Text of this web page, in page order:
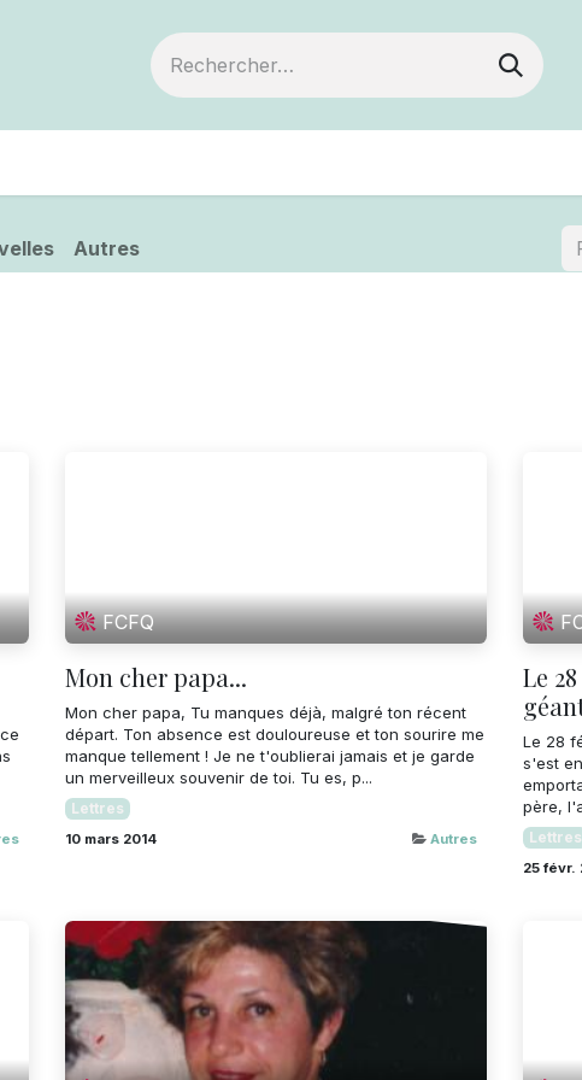
Autres
FCFQ
Mon cher papa...
Mon cher papa, Tu manques déjà, malgré ton récent
départ. Ton absence est douloureuse et ton sourire me
manque tellement ! Je ne t'oublierai jamais et je garde
un merveilleux souvenir de toi. Tu es, p...
Lettres
10 mars 2014 Autres
Le
Le 28
s'est
père,
Lettres
25 févr.